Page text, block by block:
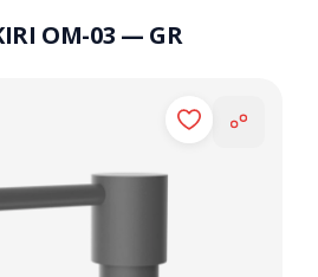
OM-03 — GR